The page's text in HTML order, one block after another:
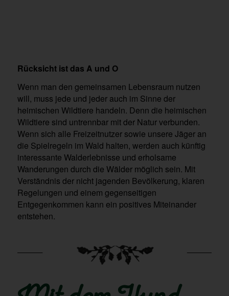
Rücksicht ist das A und O
Wenn man den gemeinsamen Lebensraum nutzen
will, muss jede und jeder auch im Sinne der
heimischen Wildtiere handeln. Denn die heimischen
Wildtiere sind untrennbar mit der Natur verbunden.
Wenn sich alle Freizeitnutzer sowie unsere Jäger an
die Spielregeln im Wald halten, werden auch künftig
interessante Walderlebnisse und erholsame
Wanderungen durch die Wälder möglich sein. Mit
Verständnis der nicht jagenden Bevölkerung, klaren
Regelungen und einem gegenseitigen
Entgegenkommen kann ein positives Miteinander
entstehen.